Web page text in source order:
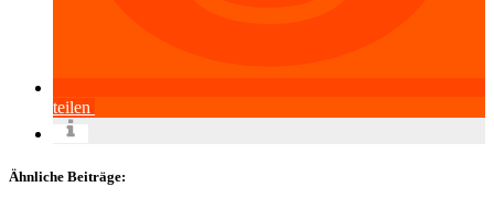
teilen
Ähnliche Beiträge: